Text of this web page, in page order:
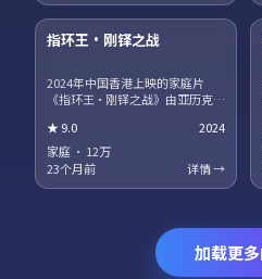
热播
指环王·刚铎之战
2024年中国香港上映的家庭片
《指环王·刚铎之战》由亚历克斯
梅、役所广司领衔主演。科幻设
定服务于人物关系，探讨记忆、
身份与自由意志的边界。高清正
版资源同步更新，支持多终端流
★9.0
2024
家庭 · 12万
23个月前
详情 →
加载更